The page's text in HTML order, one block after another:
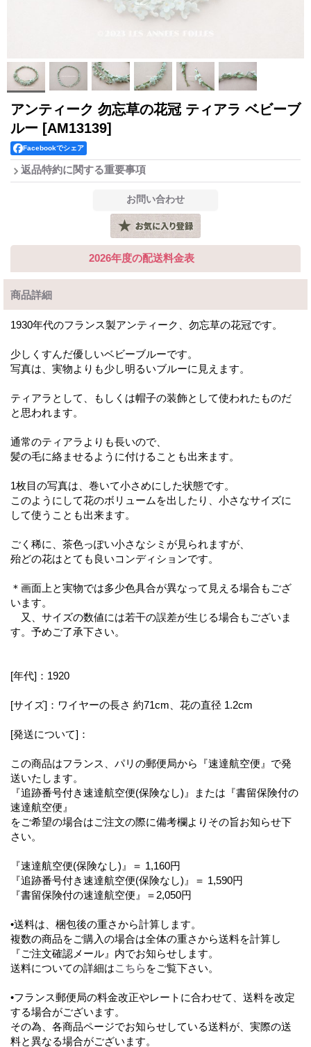
アンティーク 勿忘草の花冠 ティアラ ベビーブ
ルー [AM13139]
Facebookでシェア
返品特約に関する重要事項
2026年度の配送料金表
商品詳細
1930年代のフランス製アンティーク、勿忘草の花冠です。
少しくすんだ優しいベビーブルーです。
写真は、実物よりも少し明るいブルーに見えます。
ティアラとして、もしくは帽子の装飾として使われたものだ
と思われます。
通常のティアラよりも長いので、
髪の毛に絡ませるように付けることも出来ます。
1枚目の写真は、巻いて小さめにした状態です。
このようにして花のボリュームを出したり、小さなサイズに
して使うことも出来ます。
ごく稀に、茶色っぽい小さなシミが見られますが、
殆どの花はとても良いコンディションです。
＊画面上と実物では多少色具合が異なって見える場合もござ
います。
又、サイズの数値には若干の誤差が生じる場合もございま
す。予めご了承下さい。
[年代]：1920
[サイズ]：ワイヤーの長さ 約71cm、花の直径 1.2cm
[発送について]：
この商品はフランス、パリの郵便局から『速達航空便』で発
送いたします。
『追跡番号付き速達航空便(保険なし)』または『書留保険付の
速達航空便』
をご希望の場合はご注文の際に備考欄よりその旨お知らせ下
さい。
『速達航空便(保険なし)』＝ 1,160円
『追跡番号付き速達航空便(保険なし)』＝ 1,590円
『書留保険付の速達航空便』＝2,050円
•送料は、梱包後の重さから計算します。
複数の商品をご購入の場合は全体の重さから送料を計算し
『ご注文確認メール』内でお知らせします。
送料についての詳細はこちらをご覧下さい。
•フランス郵便局の料金改正やレートに合わせて、送料を改定
する場合がございます。
その為、各商品ページでお知らせしている送料が、実際の送
料と異なる場合がございます。